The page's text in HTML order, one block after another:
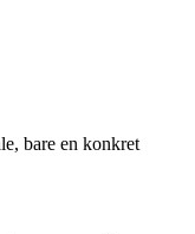
bare en konkret